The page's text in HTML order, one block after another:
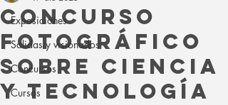
Exposiciones
Salidas y visionados
Concursos
Cursos
CONCURSO
FOTOGRÁFICO
SOBRE CIENCIA
Y TECNOLOGÍA